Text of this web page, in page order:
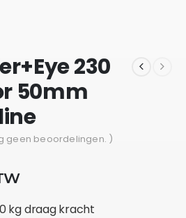
230
50mm
geen beoordelingen. )
kg draag kracht